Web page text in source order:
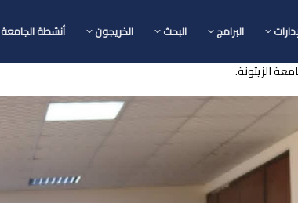
البرامج البحث الخريجون أنشطة الجامعة
الزيتونة.